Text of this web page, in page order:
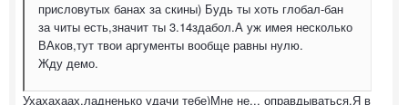
присловутых банах за скины) Будь ты хоть глобал-бан
за читы есть,значит ты 3.14здабол.А уж имея несколько
ВАков,тут твои аргументы вообще равны нулю.
Жду демо.
Ухахахаах,ладненько удачи тебе)Мне не... оправдываться.Я в